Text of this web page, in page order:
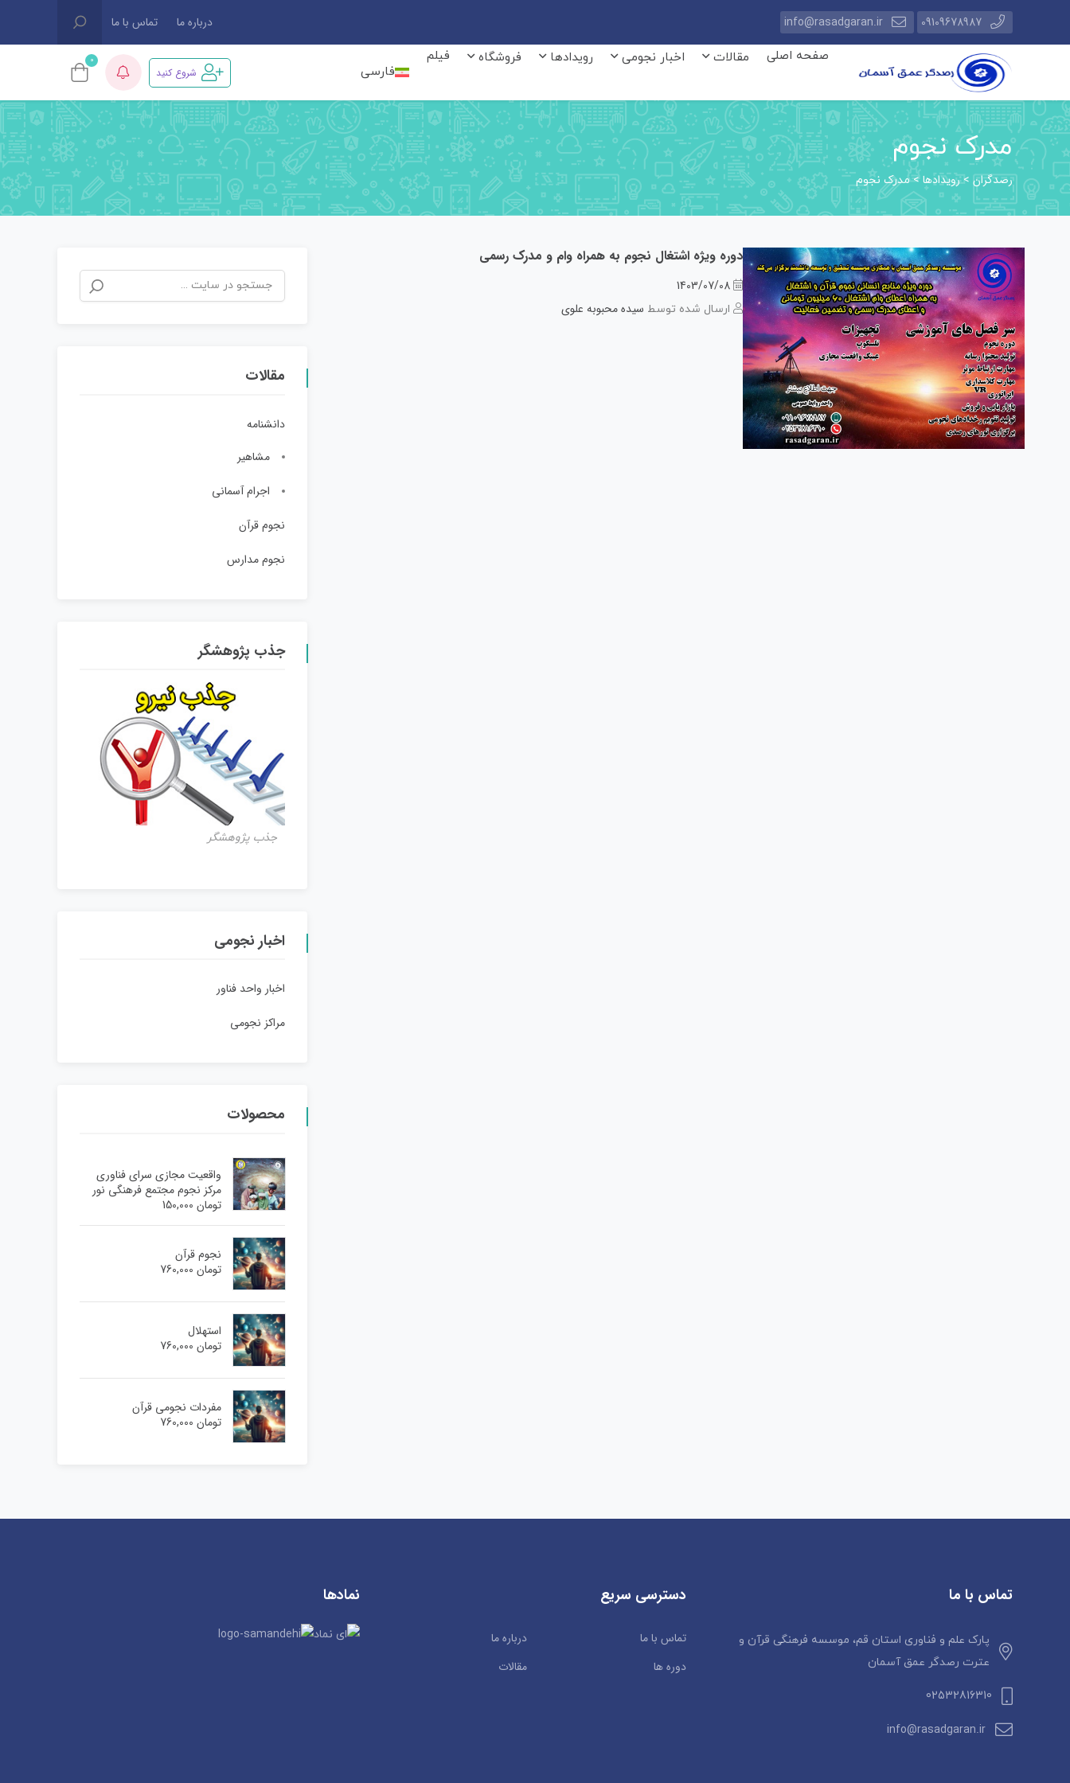
09109678987
info@rasadgaran.ir درباره ما تماس با ما
صفحه اصلی مقالات اخبار نجومی رویدادها فروشگاه
فیلم
فارسی
شروع کنید
0
مدرک نجوم
رصدگران >رویدادها>مدرک نجوم
دوره ویژه اشتغال نجوم به همراه وام و مدرک رسمی
1403/07/08
ارسال شده توسط سیده محبوبه علوی
مقالات
دانشنامه
مشاهیر
اجرام آسمانی
نجوم قرآن
نجوم مدارس
جذب پژوهشگر
جذب پژوهشگر
اخبار نجومی
اخبار واحد فناور
مراکز نجومی
محصولات
واقعیت مجازی سرای فناوری
مرکز نجوم مجتمع فرهنگی نور
تومان
نجوم قرآن
تومان
استهلال
تومان
مفردات نجومی قرآن
تومان
تماس با ما
پارک علم و فناوری استان قم، موسسه فرهنگی قرآن و
عترت رصدگر عمق آسمان
02532816310
info@rasadgaran.ir
دسترسی سریع
تماس با ما
درباره ما
دوره ها
مقالات
نمادها